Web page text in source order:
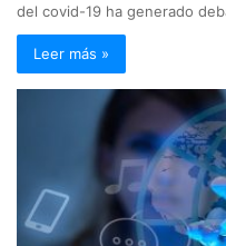
del covid-19 ha generado
Leer más »